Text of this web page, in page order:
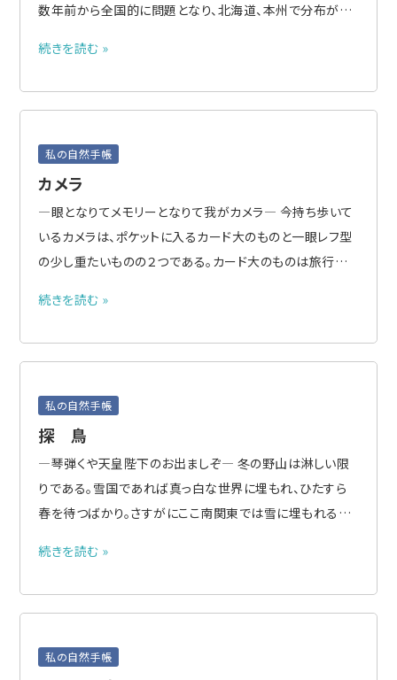
数年前から全国的に問題となり、北海道、本州で分布が確
んじん、キャベツ、とうもろこし等多くの作物に寄生します
ソ..
続きを読む »
私の自然手帳
カメラ
―眼となりてメモリーとなりて我がカメラ― 今持ち歩いて
いるカメラは、ポケットに入るカード大のものと一眼レフ型
の少し重たいものの２つである。カード大のものは旅行に
グに入れてゆく。一眼レフ型の方は、出かける前から草花や
で自動焦..
続きを読む »
私の自然手帳
探 鳥
―琴弾くや天皇陛下のお出ましぞ― 冬の野山は淋しい限
りである。雪国であれば真っ白な世界に埋もれ、ひたすら
春を待つばかり。さすがにここ南関東では雪に埋もれるこ
樹はすっかり裸になって、山肌は斑な剥げ坊主のよう。地上
なる。目をひく花..
続きを読む »
私の自然手帳